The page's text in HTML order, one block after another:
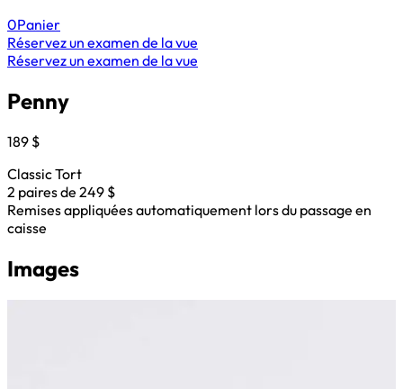
0Panier
Réservez un examen de la vue
Réservez un examen de la vue
Penny
189 $
Classic Tort
2 paires de 249 $
Remises appliquées automatiquement lors du passage en
caisse
Images